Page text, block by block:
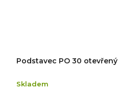
Podstavec PO 30 otevřený
Skladem